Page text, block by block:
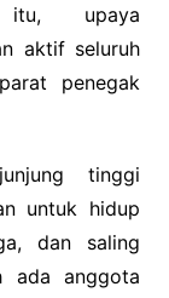
itu, upaya
aktif seluruh
penegak
tinggi
untuk hidup
dan saling
ada anggota